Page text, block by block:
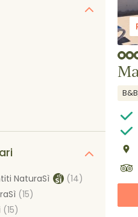
NaturaSì
(14)
(15)
(15)